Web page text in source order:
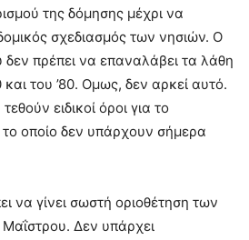
της δόμησης μέχρι να
σχεδιασμός των νησιών. Ο
δεν πρέπει να επαναλάβει τα λάθη
του ’80. Ομως, δεν αρκεί αυτό.
ειδικοί όροι για το
το οποίο δεν υπάρχουν σήμερα
να γίνει σωστή οριοθέτηση των
Μαΐστρου. Δεν υπάρχει